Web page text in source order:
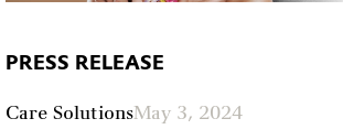
PRESS RELEASE
Care SolutionsMay 3, 2024